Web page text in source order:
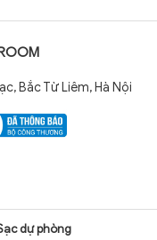
Bắc Từ Liêm, Hà Nội
dự phòng